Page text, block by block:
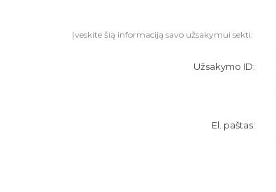
Įveskite šią informaciją savo užsakymui sekti:
Užsakymo ID:
El. paštas: